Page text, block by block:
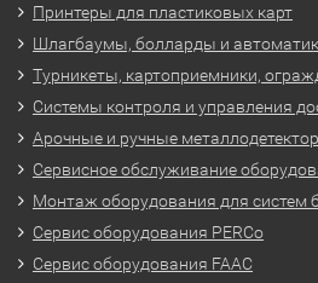
Принтеры для пластиковых карт
Шлагбаумы, болларды и
Турникеты, картоприемники,
Системы контроля и управления
Арочные и ручные
Сервисное обслуживание
Монтаж оборудования для систем
Сервис оборудования PERCo
Сервис оборудования FAAC